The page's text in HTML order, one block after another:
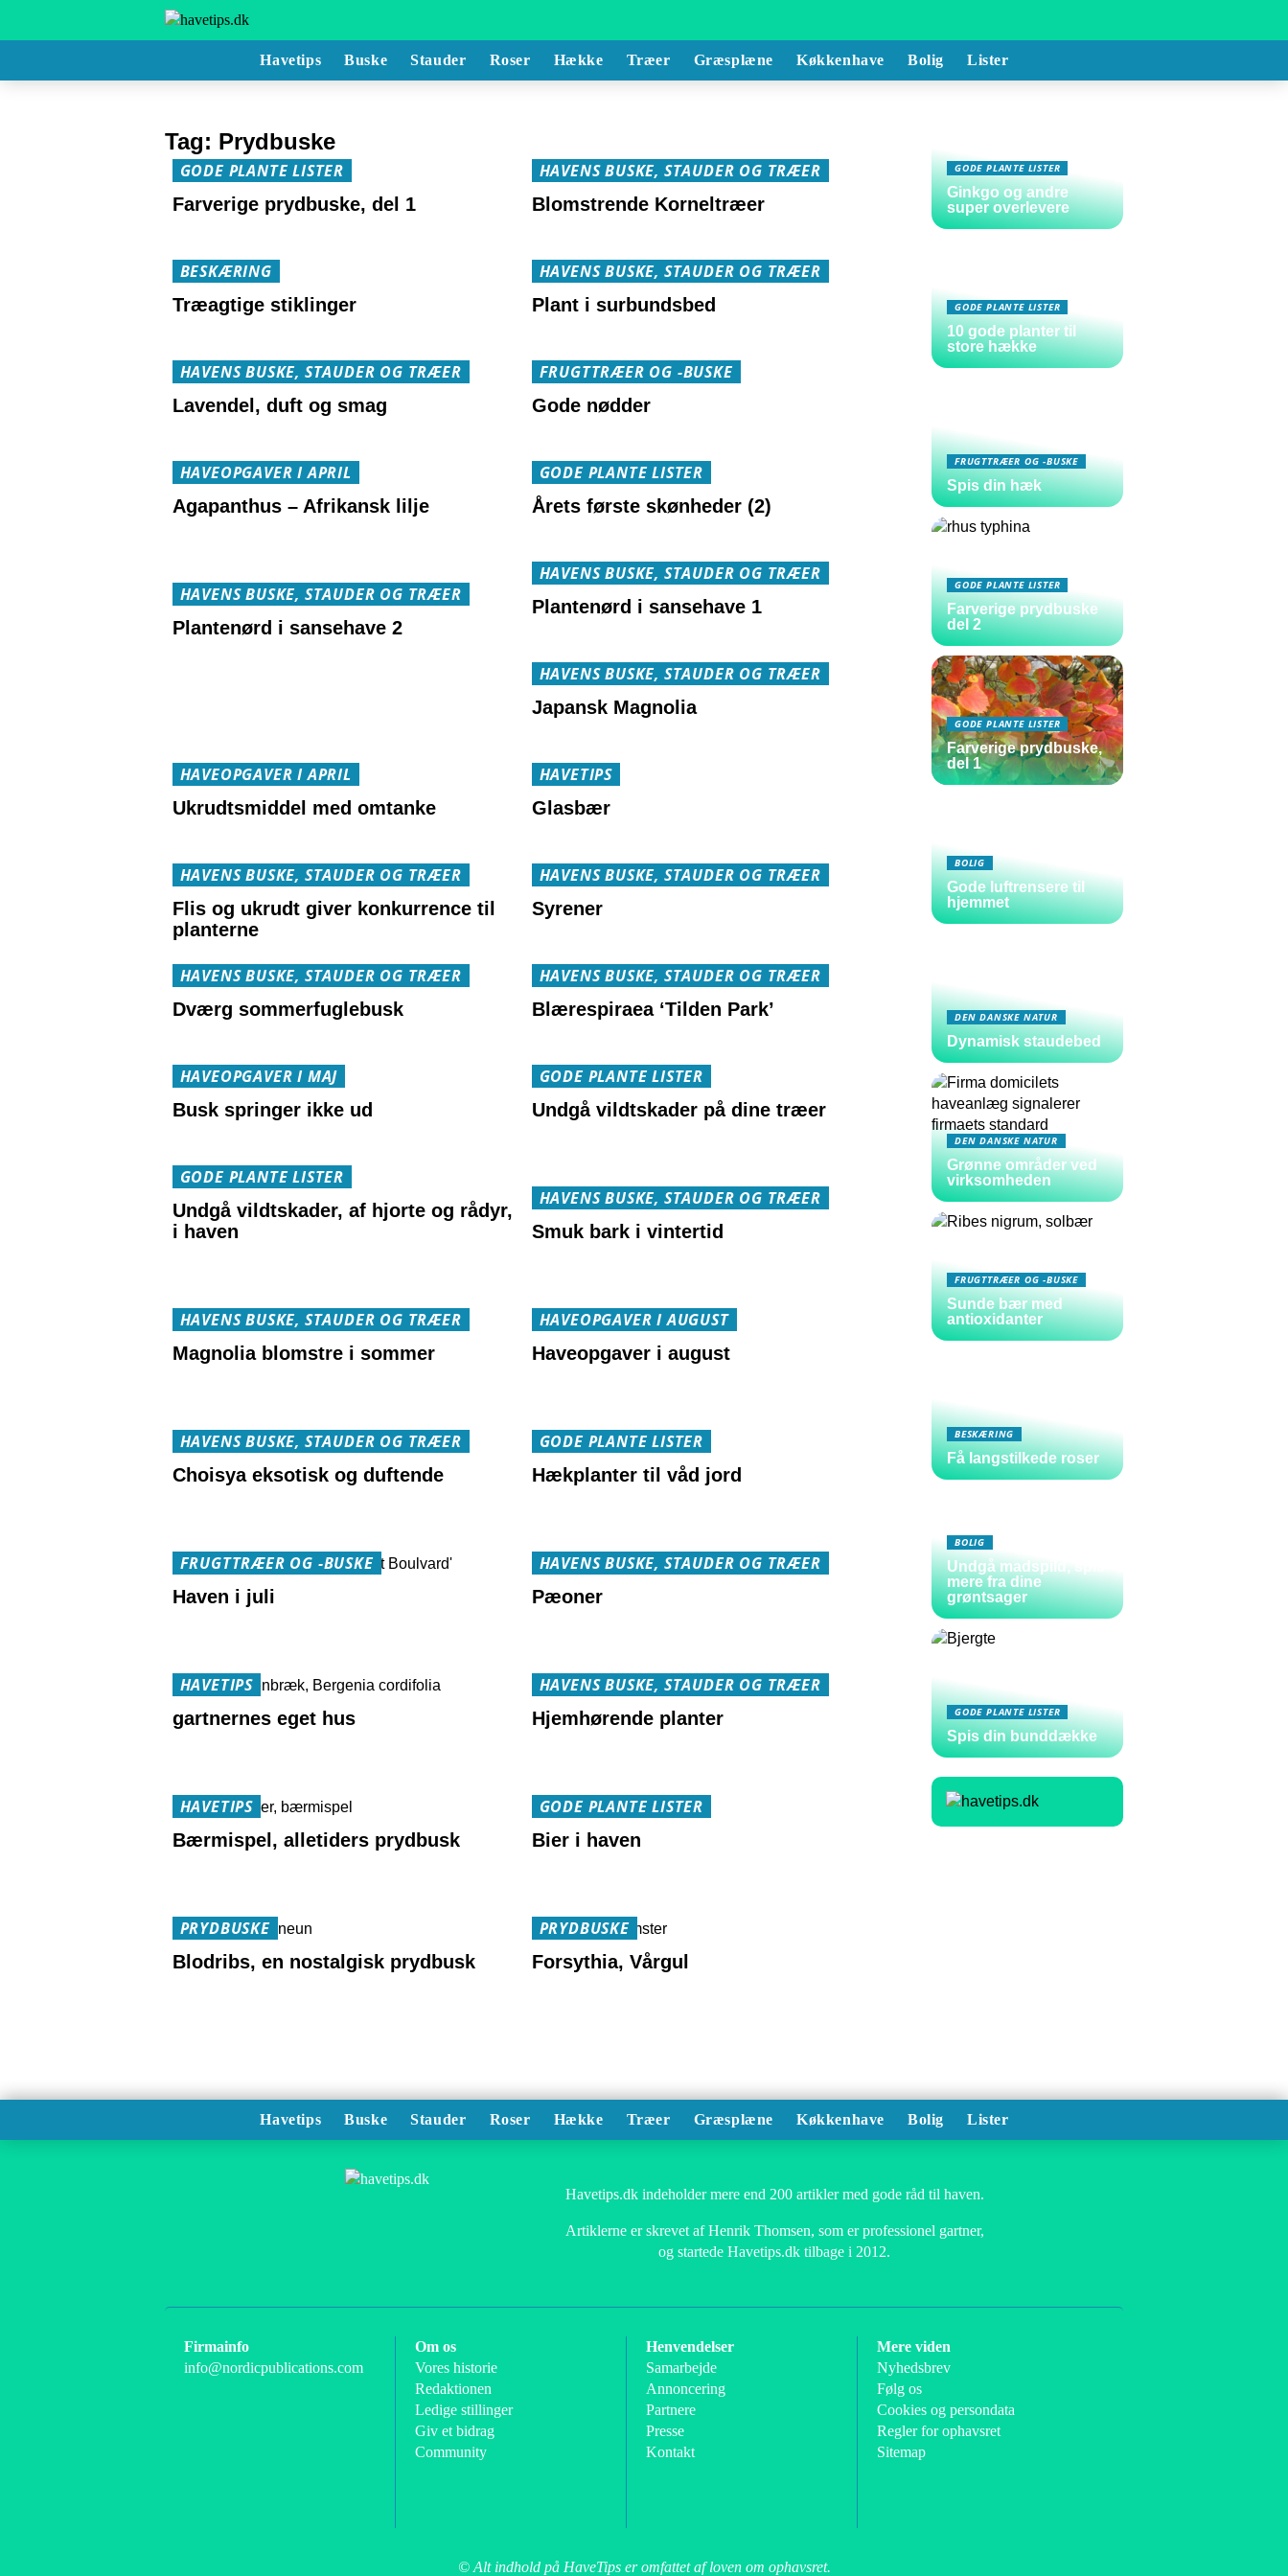
Havetips Buske Stauder Roser Hække Træer Græsplæne Køkkenhave Bolig Lister
Tag: Prydbuske
GODE PLANTE LISTER
Farverige prydbuske, del 1
HAVENS BUSKE, STAUDER OG TRÆER
Blomstrende Korneltræer
BESKÆRING
Træagtige stiklinger
HAVENS BUSKE, STAUDER OG TRÆER
Plant i surbundsbed
HAVENS BUSKE, STAUDER OG TRÆER
Lavendel, duft og smag
FRUGTTRÆER OG -BUSKE
Gode nødder
HAVEOPGAVER I APRIL
Agapanthus – Afrikansk lilje
GODE PLANTE LISTER
Årets første skønheder (2)
HAVENS BUSKE, STAUDER OG TRÆER
Plantenørd i sansehave 2
HAVENS BUSKE, STAUDER OG TRÆER
Plantenørd i sansehave 1
HAVENS BUSKE, STAUDER OG TRÆER
Japansk Magnolia
HAVEOPGAVER I APRIL
Ukrudtsmiddel med omtanke
HAVETIPS
Glasbær
HAVENS BUSKE, STAUDER OG TRÆER
Flis og ukrudt giver konkurrence til
planterne
HAVENS BUSKE, STAUDER OG TRÆER
Syrener
HAVENS BUSKE, STAUDER OG TRÆER
Dværg sommerfuglebusk
HAVENS BUSKE, STAUDER OG TRÆER
Blærespiraea ‘Tilden Park’
HAVEOPGAVER I MAJ
Busk springer ikke ud
GODE PLANTE LISTER
Undgå vildtskader på dine træer
GODE PLANTE LISTER
Undgå vildtskader, af hjorte og rådyr,
i haven
HAVENS BUSKE, STAUDER OG TRÆER
Smuk bark i vintertid
HAVENS BUSKE, STAUDER OG TRÆER
Magnolia blomstre i sommer
HAVEOPGAVER I AUGUST
Haveopgaver i august
HAVENS BUSKE, STAUDER OG TRÆER
Choisya eksotisk og duftende
GODE PLANTE LISTER
Hækplanter til våd jord
FRUGTTRÆER OG -BUSKE
Haven i juli
HAVENS BUSKE, STAUDER OG TRÆER
Pæoner
HAVETIPS
gartnernes eget hus
HAVENS BUSKE, STAUDER OG TRÆER
Hjemhørende planter
HAVETIPS
Bærmispel, alletiders prydbusk
GODE PLANTE LISTER
Bier i haven
PRYDBUSKE
Blodribs, en nostalgisk prydbusk
PRYDBUSKE
Forsythia, Vårgul
GODE PLANTE LISTER
Ginkgo og andre
super overlevere
GODE PLANTE LISTER
10 gode planter til
store hække
FRUGTTRÆER OG -BUSKE
Spis din hæk
GODE PLANTE LISTER
Farverige prydbuske
del 2
GODE PLANTE LISTER
Farverige prydbuske,
del 1
BOLIG
Gode luftrensere til
hjemmet
DEN DANSKE NATUR
Dynamisk staudebed
DEN DANSKE NATUR
Grønne områder ved
virksomheden
FRUGTTRÆER OG -BUSKE
Sunde bær med
antioxidanter
BESKÆRING
Få langstilkede roser
BOLIG
Undgå madspild, spis
mere fra dine
grøntsager
GODE PLANTE LISTER
Spis din bunddække
Havetips Buske Stauder Roser Hække Træer Græsplæne Køkkenhave Bolig Lister
Havetips.dk indeholder mere end 200 artikler med gode råd til haven.
Artiklerne er skrevet af Henrik Thomsen, som er professionel gartner,
og startede Havetips.dk tilbage i 2012.
Firmainfo
info@nordicpublications.com
Om os
Vores historie
Redaktionen
Ledige stillinger
Giv et bidrag
Community
Henvendelser
Samarbejde
Annoncering
Partnere
Presse
Kontakt
Mere viden
Nyhedsbrev
Følg os
Cookies og persondata
Regler for ophavsret
Sitemap
© Alt indhold på HaveTips er omfattet af loven om ophavsret.